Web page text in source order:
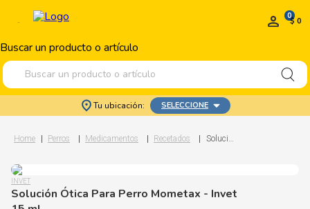
0$ 0
Buscar un producto o artículo
Tu ubicación: SELECCIONE
Perros Medicamentos Recetados
INVET
Solución Ótica Para Perro Mometax - Invet